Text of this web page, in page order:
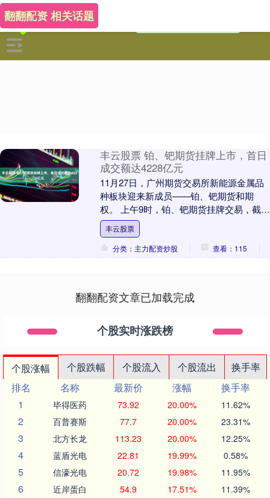
翻翻配资 相关话题
丰云股票 铂、钯期货挂牌上市，首日
成交额达4228亿元
11月27日，广州期货交易所新能源金属品
种板块迎来新成员——铂、钯期货和期
权。 上午9时，铂、钯期货挂牌交易，截至
11月27日15时收盘，铂期货成交量6.67
万....
丰云股票
分类：主力配资炒股
查看：115
翻翻配资文章已加载完成
个股实时涨跌榜
个股涨幅 个股跌幅 个股流入 个股流出
换手率
排名
名称 最新价 涨幅
换手率
1
毕得医药 73.92 20.00% 11.62%
2 百普赛斯 77.7 20.00% 23.31%
3 北方长龙 113.23 20.00% 12.25%
4 蓝盾光电 22.81 19.99% 0.58%
5 信濠光电 20.72 19.98% 11.95%
6 近岸蛋白 54.9 17.51% 11.39%